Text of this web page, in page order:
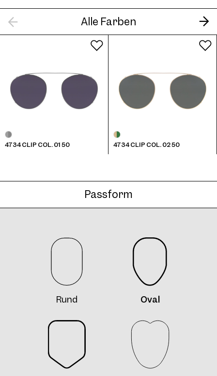
Alle Farben
4734 CLIP COL. 01 50 4734 CLIP COL. 02 50
Passform
Rund Oval
4734 Clip Col. 06 50
4734 Clip Col. 10 50
4734 Clip2 Col. 12 55
4734 Clip4 Col. 13 56